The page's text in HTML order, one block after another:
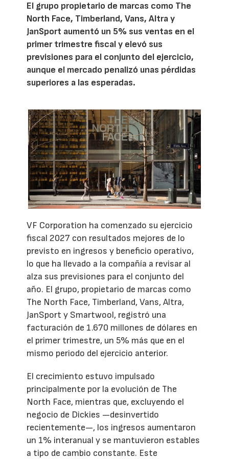
El grupo propietario de marcas como The
North Face, Timberland, Vans, Altra y
JanSport aumentó un 5% sus ventas en el
primer trimestre fiscal y elevó sus
previsiones para el conjunto del ejercicio,
aunque el mercado penalizó unas pérdidas
superiores a las esperadas.
VF Corporation ha comenzado su ejercicio
fiscal 2027 con resultados mejores de lo
previsto en ingresos y beneficio operativo,
lo que ha llevado a la compañía a revisar al
alza sus previsiones para el conjunto del
año. El grupo, propietario de marcas como
The North Face, Timberland, Vans, Altra,
JanSport y Smartwool, registró una
facturación de 1.670 millones de dólares en
el primer trimestre, un 5% más que en el
mismo periodo del ejercicio anterior.
El crecimiento estuvo impulsado
principalmente por la evolución de The
North Face, mientras que, excluyendo el
negocio de Dickies —desinvertido
recientemente—, los ingresos aumentaron
un 1% interanual y se mantuvieron estables
a tipo de cambio constante. Este